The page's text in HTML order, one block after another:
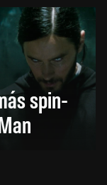
spin-